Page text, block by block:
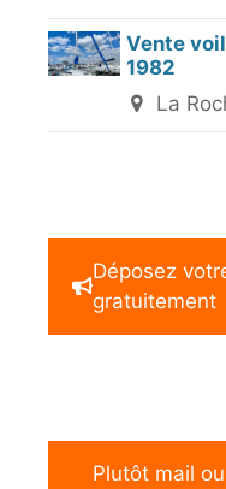
Vente
1982
La
Déposez
gratuitement
Plutôt mail